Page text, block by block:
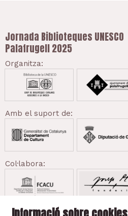
Jornada Biblioteques UNESCO
Palafrugell 2025
Organitza:
Amb el suport de:
Col·labora: